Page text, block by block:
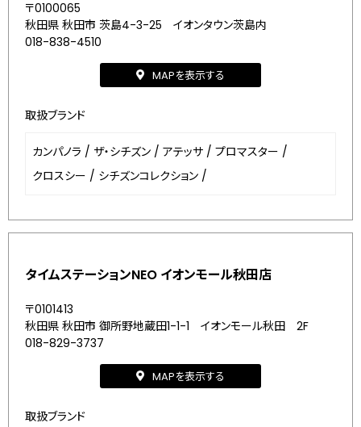
〒0100065
秋田県 秋田市 茨島4-3-25 イオンタウン茨島内
018-838-4510
MAPを表示する
取扱ブランド
カンパノラ / ザ・シチズン / アテッサ / プロマスター /
クロスシー / シチズンコレクション /
タイムステーションNEO イオンモール秋田店
〒0101413
秋田県 秋田市 御所野地蔵田1-1-1 イオンモール秋田 2F
018-829-3737
MAPを表示する
取扱ブランド